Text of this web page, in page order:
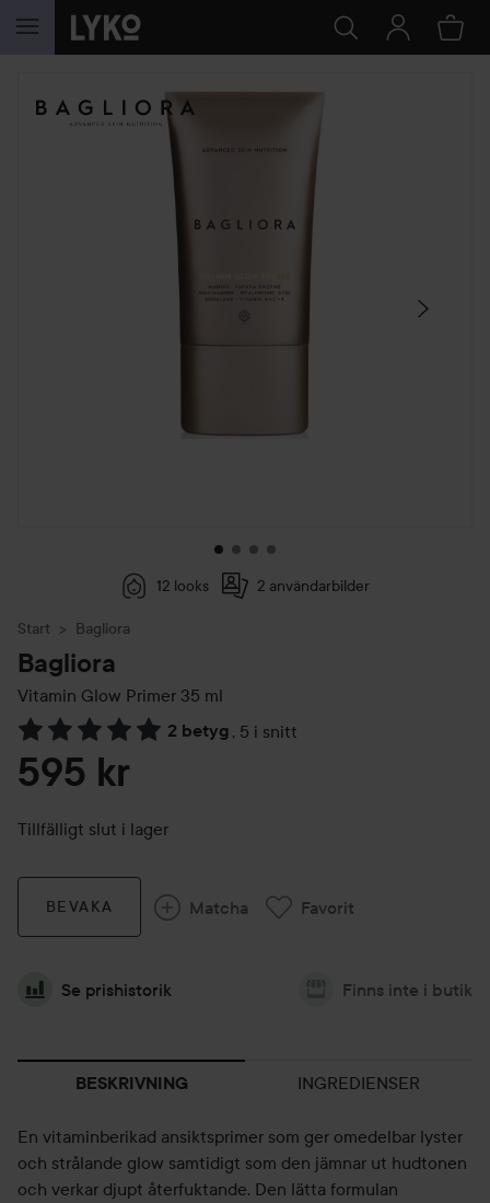
HOPPA TILL INNEHÅLLET
HOPPA ÖVER SEKTIONEN
12 looks 2 användarbilder
Start Bagliora
Bagliora
Vitamin Glow Primer 35 ml
2 betyg , 5 i snitt
Hoppa till Betyg & kommentarer
595 kr
Tillfälligt slut i lager
BEVAKA Matcha Favorit
Se prishistorik Finns inte i butik
BESKRIVNING INGREDIENSER
En vitaminberikad ansiktsprimer som ger omedelbar lyster
och strålande glow samtidigt som den jämnar ut hudtonen
och verkar djupt återfuktande. Den lätta formulan